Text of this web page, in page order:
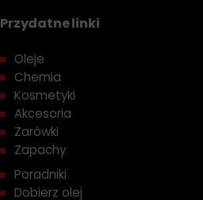
Przydatne linki
Oleje
Chemia
Kosmetyki
Akcesoria
Żarówki
Zapachy
Poradniki
Dobierz olej